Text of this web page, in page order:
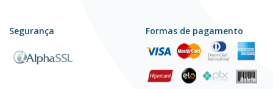
Segurança Formas de pagamento